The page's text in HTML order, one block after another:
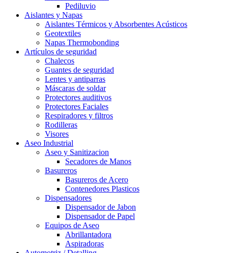
Pediluvio
Aislantes y Napas
Aislantes Térmicos y Absorbentes Acústicos
Geotextiles
Napas Thermobonding
Artículos de seguridad
Chalecos
Guantes de seguridad
Lentes y antiparras
Máscaras de soldar
Protectores auditivos
Protectores Faciales
Respiradores y filtros
Rodilleras
Visores
Aseo Industrial
Aseo y Sanitizacion
Secadores de Manos
Basureros
Basureros de Acero
Contenedores Plasticos
Dispensadores
Dispensador de Jabon
Dispensador de Papel
Equipos de Aseo
Abrillantadora
Aspiradoras